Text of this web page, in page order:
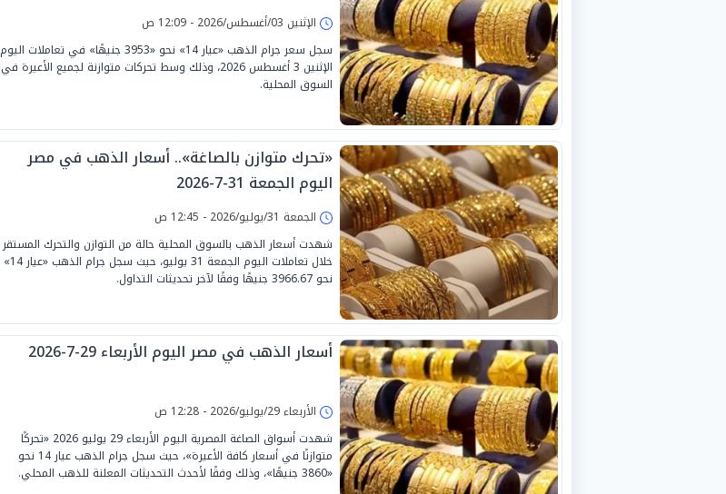
الإثنين 03/أغسطس/2026 - 12:09 ص
سجل سعر جرام الذهب «عيار 14» نحو «3953 جنيهًا» في تعاملات اليوم
الإثنين 3 أغسطس 2026، وذلك وسط تحركات متوازنة لجميع الأعيرة في
السوق المحلية.
«تحرك متوازن بالصاغة».. أسعار الذهب في مصر
اليوم الجمعة 31-7-2026
الجمعة 31/يوليو/2026 - 12:45 ص
شهدت أسعار الذهب بالسوق المحلية حالة من التوازن والتحرك المستقر
خلال تعاملات اليوم الجمعة 31 يوليو، حيث سجل جرام الذهب «عيار 14»
نحو 3966.67 جنيهًا وفقًا لآخر تحديثات التداول.
أسعار الذهب في مصر اليوم الأربعاء 29-7-2026
الأربعاء 29/يوليو/2026 - 12:28 ص
شهدت أسواق الصاغة المصرية اليوم الأربعاء 29 يوليو 2026 «تحركًا
متوازنًا في أسعار كافة الأعيرة»، حيث سجل جرام الذهب عيار 14 نحو
«3860 جنيهًا»، وذلك وفقًا لأحدث التحديثات المعلنة للذهب المحلي.